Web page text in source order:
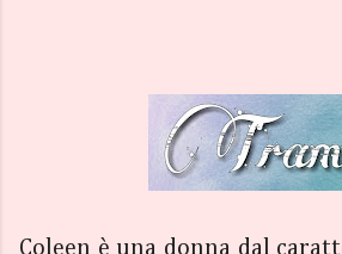
Coleen è una donna dal